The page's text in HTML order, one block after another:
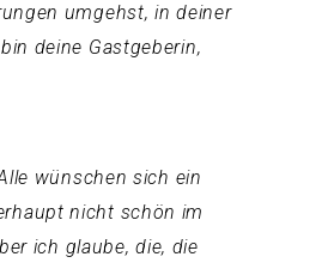
umgehst, in deiner
deine Gastgeberin,
wünschen sich ein
nicht schön im
ich glaube, die, die